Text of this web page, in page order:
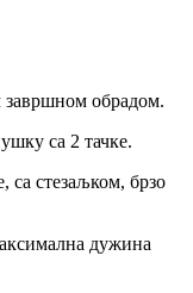
обрадом.
са 2 тачке.
са стезаљком, брзо
дужина